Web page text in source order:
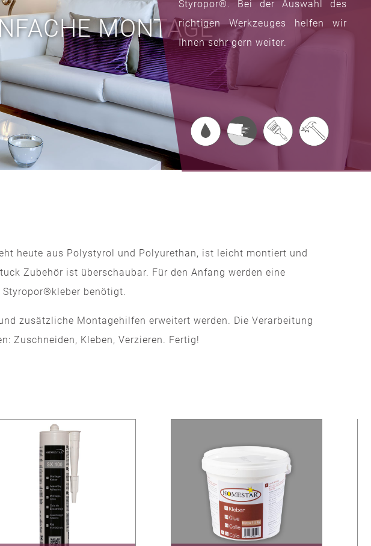
MONTAGE
Styropor®. Bei der Auswahl des
richtigen Werkzeuges helfen wir
Ihnen sehr gern weiter.
heute aus Polystyrol und Polyurethan, ist leicht montiert und
Zubehör ist überschaubar. Für den Anfang werden eine
benötigt.
zusätzliche Montagehilfen erweitert werden. Die Verarbeitung
Zuschneiden, Kleben, Verzieren. Fertig!